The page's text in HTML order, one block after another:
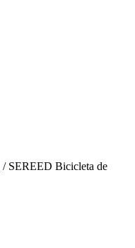
/ SEREED Bicicleta de